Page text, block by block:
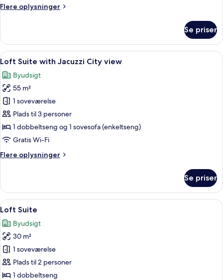
Flere oplysninger
Flere
Suite
City
view
Se priser
Indlæs
alle
billeder
af
Loft
Suite
with
Jacuzzi
view
En rummelig opholdsstue med stort
15
Loft Suite with Jacuzzi City view
Byudsigt
55 m²
1 soveværelse
Plads til 3 personer
1 dobbeltseng og 1 sovesofa (enkeltseng)
Gratis Wi-Fi
Flere oplysninger
Flere
Suite
with
Jacuzzi
view
Se priser
Indlæs
alle
billeder
af
Loft
Suite
Et moderne soveværelse med en
9
Loft Suite
Byudsigt
30 m²
1 soveværelse
Plads til 2 personer
1 dobbeltseng